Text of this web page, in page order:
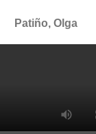
Patiño, Olga